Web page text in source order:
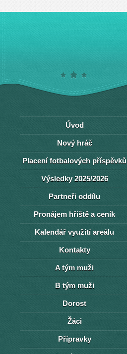
Úvod
Nový hráč
Placení fotbalových příspěvků
Výsledky 2025/2026
Partneři oddílu
Pronájem hřiště a ceník
Kalendář využití areálu
Kontakty
A tým muži
B tým muži
Dorost
Žáci
Přípravky